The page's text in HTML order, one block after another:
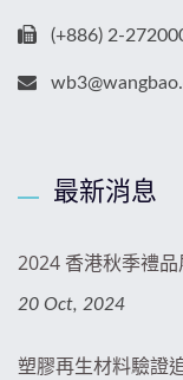
(+886) 2-
最新消息
2024 香港秋季禮
20 Oct, 2024
塑膠再生材料驗證